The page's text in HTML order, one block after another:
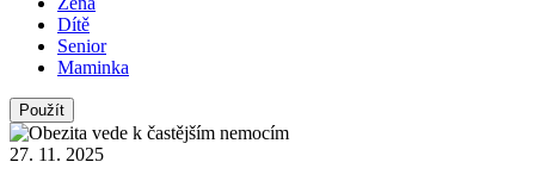
Dítě
Senior
Maminka
27. 11. 2025